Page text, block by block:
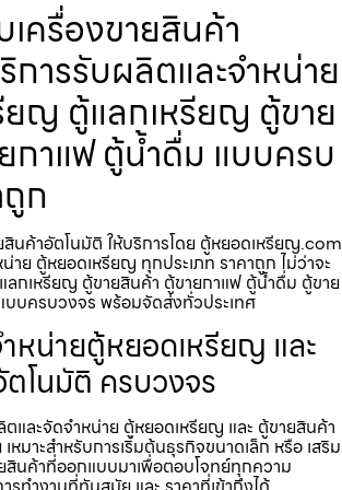
ครื่องขายสินค้า​
การรับผลิตและจำหน่าย
ยญ ตู้แลกเหรียญ ตู้ขาย
กาแฟ ตู้น้ำดื่ม แบบครบ
ก
นค้า​อัตโนมัติ ให้บริการโดย ตู้หยอดเหรียญ.com
าย ตู้หยอดเหรียญ ทุกประเภท ราคาถูก ไม่ว่าจะ
ลกเหรียญ ตู้ขายสินค้า ตู้ขายกาแฟ ตู้น้ำดื่ม ตู้ขาย
บบครบวงจร พร้อมจัดส่งทั่วประเทศ
หน่ายตู้หยอดเหรียญ และ
โนมัติ ครบวงจร
ตและจัดจำหน่าย ตู้หยอดเหรียญ และ ตู้ขายสินค้า
หมาะสำหรับการเริ่มต้นธุรกิจขนาดเล็ก หรือ เสริม
สินค้าที่ออกแบบมาเพื่อตอบโจทย์ทุกความ